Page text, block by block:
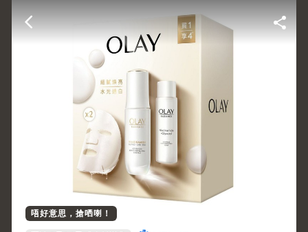
唔好意思，搶哂喇！